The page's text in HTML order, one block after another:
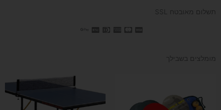
תשלום מאובטח SSL
מומלצים בשבילך